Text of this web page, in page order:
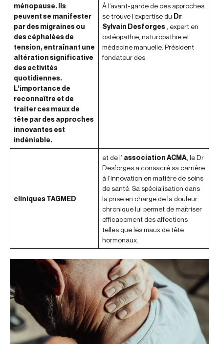
ménopause. Ils
peuvent se manifester
par des migraines ou
des céphalées de
tension, entraînant une
altération significative
des activités
quotidiennes.
L’importance de
reconnaître et de
traiter ces maux de
tête par des approches
innovantes est
indéniable.
À l’avant-garde de ces approches
se trouve l’expertise du Dr
Sylvain Desforges , expert en
ostéopathie, naturopathie et
médecine manuelle. Président
fondateur des
cliniques TAGMED
et de l’ association ACMA , le Dr
Desforges a consacré sa carrière
à l’innovation en matière de soins
de santé. Sa spécialisation dans
la prise en charge de la douleur
chronique lui permet de maîtriser
efficacement des affections
telles que les maux de tête
hormonaux.